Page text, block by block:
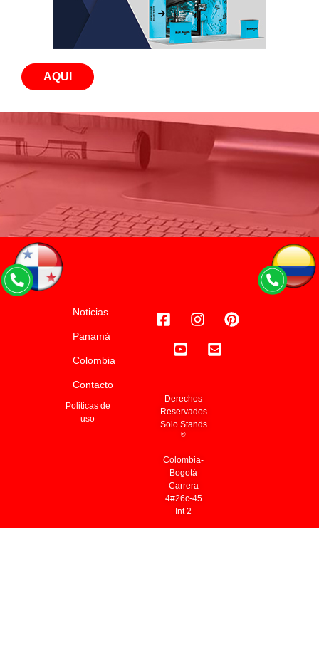
AQUI
Noticias
Panamá
Colombia
Contacto
Politicas de
uso
Derechos
Reservados
Solo Stands
®
Colombia-
Bogotá
Carrera
4#26c-45
Int 2